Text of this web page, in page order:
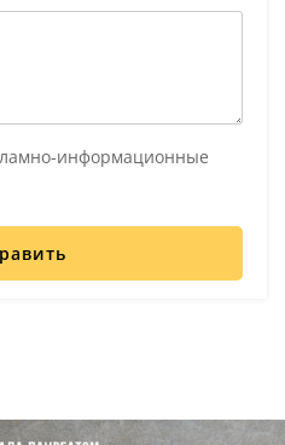
информационные